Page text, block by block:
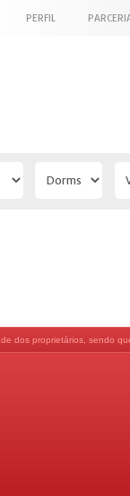
PERFIL
proprietários, sendo